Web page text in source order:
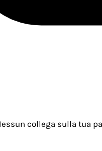
collega sulla tua